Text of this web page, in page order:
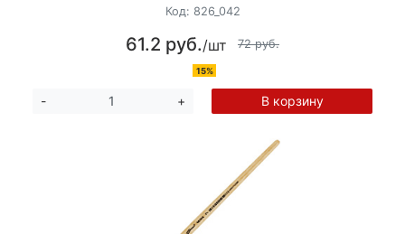
Код: 826_042
61.2 руб./шт 72 руб.
15%
- + В корзину